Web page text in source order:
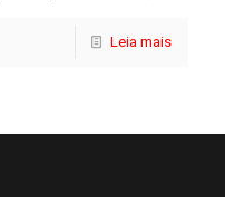
Leia mais